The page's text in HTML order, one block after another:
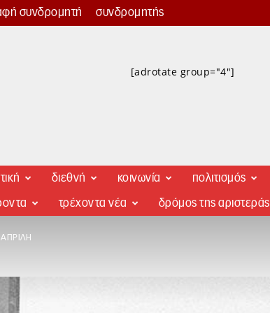
συνδρομητή συνδρομητής
[adrotate group="4"]
διεθνή κοινωνία πολιτισμός
τρέχοντα νέα δρόμος της αριστεράς